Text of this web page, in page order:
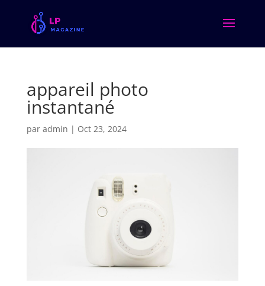
appareil photo
instantané
par admin | Oct 23, 2024